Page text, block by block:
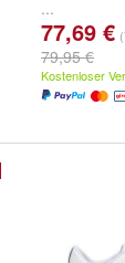
...
77,69 €
79,95 €
Kostenloser